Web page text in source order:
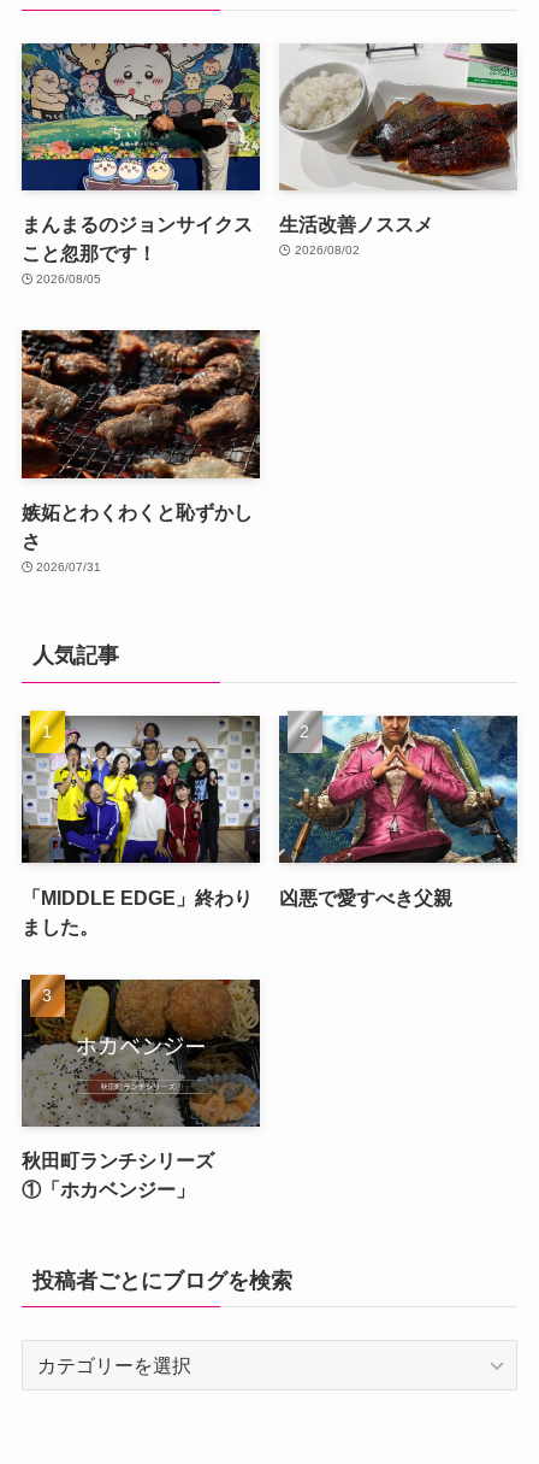
まんまるのジョンサイクス
こと忽那です！
2026/08/05
生活改善ノススメ
2026/08/02
嫉妬とわくわくと恥ずかし
さ
2026/07/31
人気記事
「MIDDLE EDGE」終わり
ました。
凶悪で愛すべき父親
秋田町ランチシリーズ
①「ホカベンジー」
投稿者ごとにブログを検索